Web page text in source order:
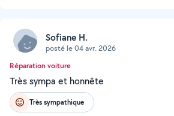
Sofiane H.
posté le 04 avr. 2026
Réparation voiture
Très sympa et honnête
Très sympathique